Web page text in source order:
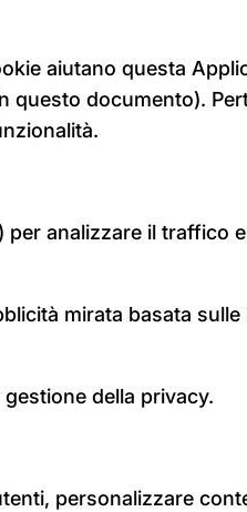
aiutano questa
questo documento).
per analizzare il traffico
mirata basata sulle
della privacy.
personalizzare